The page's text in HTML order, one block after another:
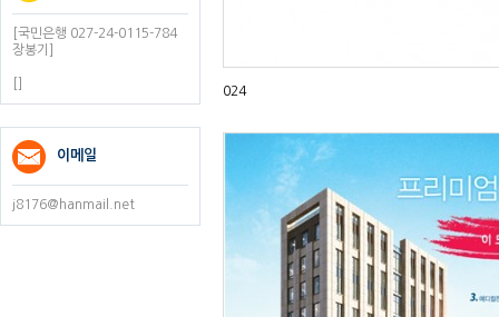
[국민은행 027-24-0115-784
장봉기]
이메일
j8176@hanmail.net
024